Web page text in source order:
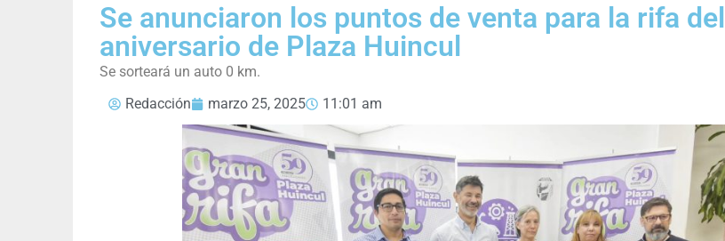
Se anunciaron los puntos de venta para la rifa del
aniversario de Plaza Huincul
Se sorteará un auto 0 km.
Redacción
marzo 25, 2025 11:01 am